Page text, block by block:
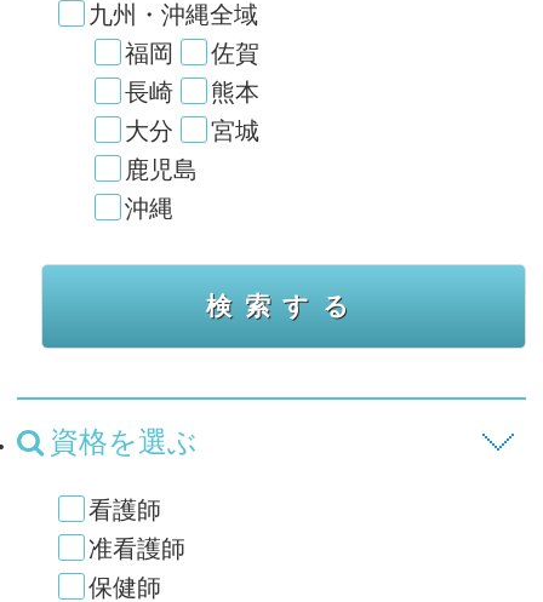
九州・沖縄全域
福岡
佐賀
長崎
熊本
大分
宮城
鹿児島
沖縄
資格を選ぶ
看護師
准看護師
保健師